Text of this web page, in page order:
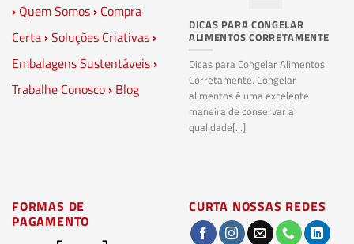
› Quem Somos› Compra
Certa›Soluções Criativas›
Embalagens Sustentáveis›
Trabalhe Conosco› Blog
DICAS PARA CONGELAR
ALIMENTOS CORRETAMENTE
Dicas para Congelar Alimentos
Corretamente. Congelar
alimentos é uma excelente
maneira de conservar a
qualidade[...]
FORMAS DE
PAGAMENTO
CURTA NOSSAS REDES